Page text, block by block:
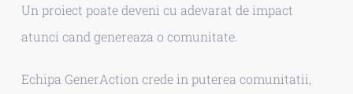
Un proiect poate deveni cu adevarat de impact
atunci cand genereaza o comunitate.
Echipa GenerAction crede in puterea comunitatii,